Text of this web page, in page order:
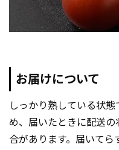
お届けについて
しっかり熟している状
め、届いたときに配送
合があります。届いて